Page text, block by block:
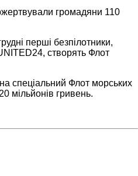
громадяни 110
перші безпілотники,
створять Флот
спеціальний Флот морських
мільйонів гривень.